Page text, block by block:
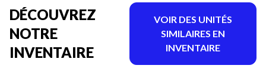
DÉCOUVREZ
NOTRE
INVENTAIRE
VOIR DES UNITÉS
SIMILAIRES EN
INVENTAIRE